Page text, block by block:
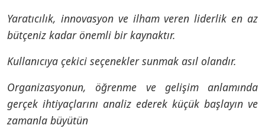
Yaratıcılık, innovasyon ve ilham veren liderlik en az
bütçeniz kadar önemli bir kaynaktır.
Kullanıcıya çekici seçenekler sunmak asıl olandır.
Organizasyonun, öğrenme ve gelişim anlamında
gerçek ihtiyaçlarını analiz ederek küçük başlayın ve
zamanla büyütün